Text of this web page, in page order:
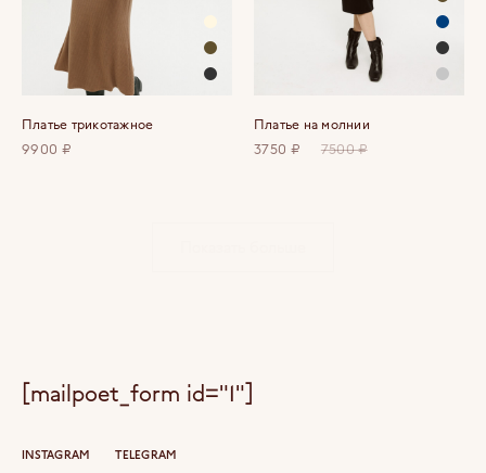
Платье трикотажное
9900 ₽
Платье на молнии
3750 ₽
7500 ₽
INSTAGRAM TELEGRAM
[mailpoet_form id="1"]